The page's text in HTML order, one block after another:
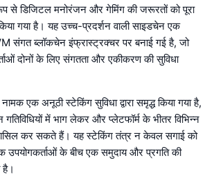
से डिजिटल मनोरंजन और गेमिंग की जरूरतों को पूरा
गया है। यह उच्च-प्रदर्शन वाली साइडचेन एक
संगत ब्लॉकचेन इंफ्रास्ट्रक्चर पर बनाई गई है, जो
दोनों के लिए संगतता और एकीकरण की सुविधा
एक अनूठी स्टेकिंग सुविधा द्वारा समृद्ध किया गया है,
गतिविधियों में भाग लेकर और प्लेटफॉर्म के भीतर विभिन्न
कर सकते हैं। यह स्टेकिंग तंत्र न केवल सगाई को
उपयोगकर्ताओं के बीच एक समुदाय और प्रगति की
है।